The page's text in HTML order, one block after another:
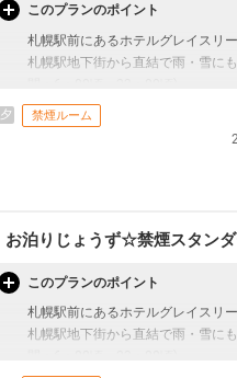
・全室禁煙（館内喫煙スペースあり
・Wi-Fi全館利用可
※添い寝のお子様がいる場合は「
予約のタイミングや空室状況によ
あります。
あらかじめご了承ください。
このプランのポイント
札幌駅前にあるホテルグレイスリ
札幌駅地下街から直結で雨・雪に
＊＊宿泊税は現地払いとなります＊
ベッド幅：140cm バス・トイレ
寝不可です。
夕 禁煙ルーム
お泊りじょうず☆禁煙スタン
このプランのポイント
札幌駅前にあるホテルグレイスリ
札幌駅地下街から直結で雨・雪に